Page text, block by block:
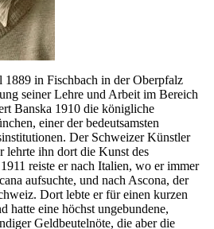
in Fischbach in der Oberpfalz
seiner Lehre und Arbeit im Bereich
Banska 1910 die königliche
einer der bedeutsamsten
Der Schweizer Künstler
ihn dort die Kunst des
reiste er nach Italien, wo er immer
aufsuchte, und nach Ascona, der
Dort lebte er für einen kurzen
hatte eine höchst ungebundene,
Geldbeutelnöte, die aber die